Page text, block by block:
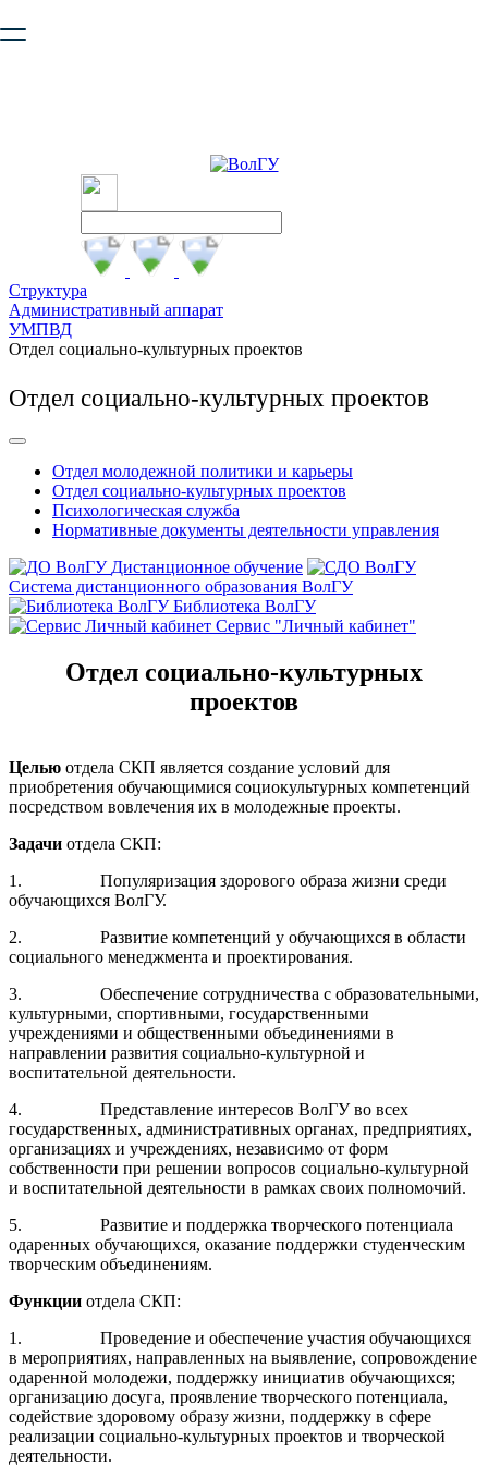
безопасную работу с сайтом. Пожалуйста
Структура
Административный аппарат
УМПВД
Отдел социально-культурных проектов
Отдел социально-культурных проектов
Отдел молодежной политики и карьеры
Отдел социально-культурных проектов
Психологическая служба
Нормативные документы деятельности управления
Дистанционное обучение
Система дистанционного образования ВолГУ
Библиотека ВолГУ
Сервис "Личный кабинет"
Отдел социально-культурных
проектов
Целью отдела СКП является создание условий для
приобретения обучающимися социокультурных компетенций
посредством вовлечения их в молодежные проекты.
Задачи отдела СКП:
1. Популяризация здорового образа жизни среди
обучающихся ВолГУ.
2. Развитие компетенций у обучающихся в области
социального менеджмента и проектирования.
3. Обеспечение сотрудничества с образовательными,
культурными, спортивными, государственными
учреждениями и общественными объединениями в
направлении развития социально-культурной и
воспитательной деятельности.
4. Представление интересов ВолГУ во всех
государственных, административных органах, предприятиях,
организациях и учреждениях, независимо от форм
собственности при решении вопросов социально-культурной
и воспитательной деятельности в рамках своих полномочий.
5. Развитие и поддержка творческого потенциала
одаренных обучающихся, оказание поддержки студенческим
творческим объединениям.
Функции отдела СКП:
1. Проведение и обеспечение участия обучающихся
в мероприятиях, направленных на выявление, сопровождение
одаренной молодежи, поддержку инициатив обучающихся;
организацию досуга, проявление творческого потенциала,
содействие здоровому образу жизни, поддержку в сфере
реализации социально-культурных проектов и творческой
деятельности.